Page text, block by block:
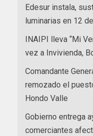
Edesur instala,
luminarias en 12
INAIPI lleva “Mi
vez a Invivienda,
Comandante
remozado el
Hondo Valle
Gobierno entrega
comerciantes